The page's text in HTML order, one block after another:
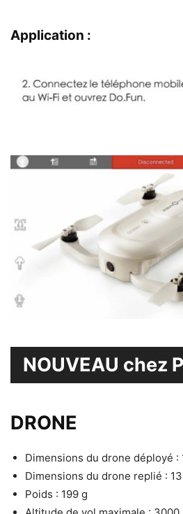
Application :
NOUVEAU chez
DRONE
Dimensions du drone déployé :
Dimensions du drone replié :
Poids : 199 g